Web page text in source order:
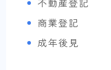
不動産登記
商業登記
成年後見